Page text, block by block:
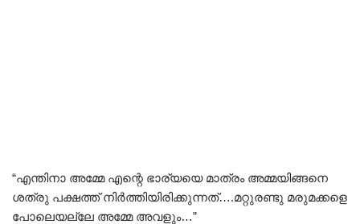
“എന്തിനാ അമ്മേ എന്റെ ഭാര്യയെ മാത്രം അമ്മയിങ്ങനെ
ശത്രു പക്ഷത്ത് നിർത്തിയിരിക്കുന്നത്….മറ്റുരണ്ടു മരുമക്കളെ
പോലെയല്ലേ അമ്മേ അവളും…”